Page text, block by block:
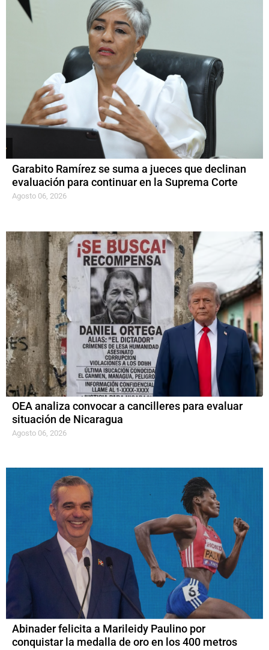
Garabito Ramírez se suma a jueces que declinan
evaluación para continuar en la Suprema Corte
Agosto 06, 2026
OEA analiza convocar a cancilleres para evaluar
situación de Nicaragua
Agosto 06, 2026
Abinader felicita a Marileidy Paulino por
conquistar la medalla de oro en los 400 metros